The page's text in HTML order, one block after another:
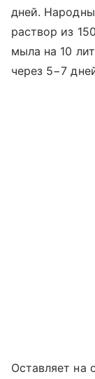
дней.
раствор из
мыла на 10
через 5−7
Оставляет на